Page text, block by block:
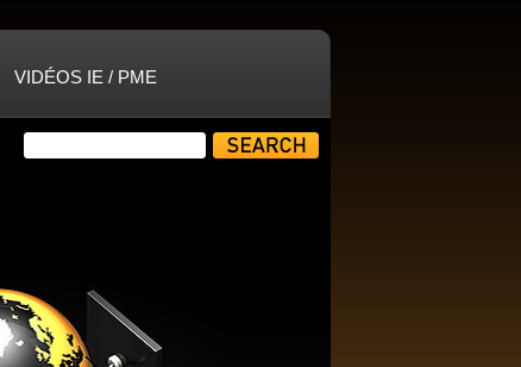
VIDÉOS IE / PME